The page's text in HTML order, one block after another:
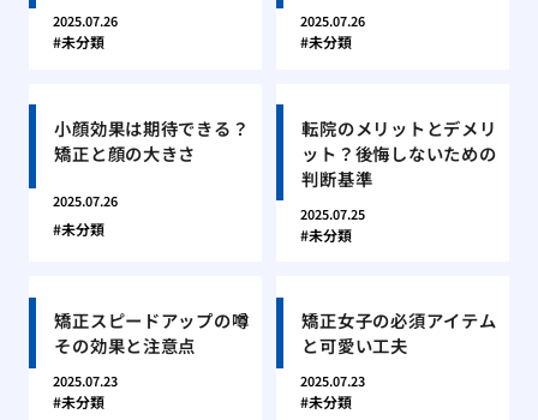
2025.07.26
未分類
2025.07.26
未分類
小顔効果は期待できる？
矯正と顔の大きさ
2025.07.26
未分類
転院のメリットとデメリ
ット？後悔しないための
判断基準
2025.07.25
未分類
矯正スピードアップの噂
その効果と注意点
2025.07.23
未分類
矯正女子の必須アイテム
と可愛い工夫
2025.07.23
未分類